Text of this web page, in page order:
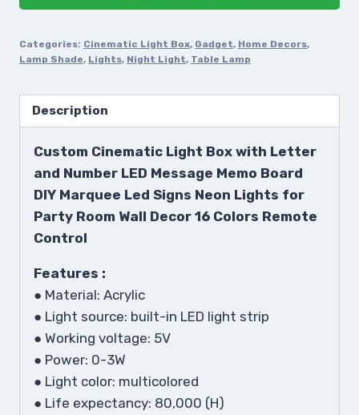
Categories: Cinematic Light Box, Gadget, Home Decors,
Lamp Shade, Lights, Night Light, Table Lamp
Description
Custom Cinematic Light Box with Letter
and Number LED Message Memo Board
DIY Marquee Led Signs Neon Lights for
Party Room Wall Decor 16 Colors Remote
Control
Features :
● Material: Acrylic
● Light source: built-in LED light strip
● Working voltage: 5V
● Power: 0-3W
● Light color: multicolored
● Life expectancy: 80,000 (H)